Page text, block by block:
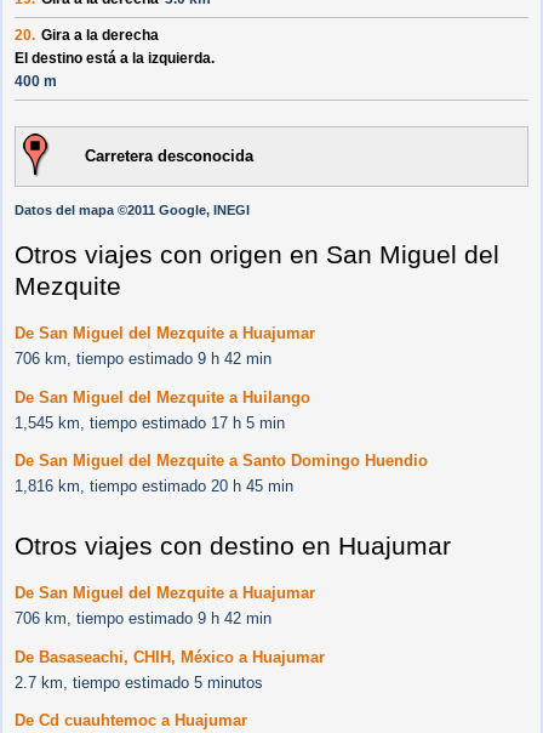
20. Gira a la derecha
El destino está a la izquierda.
400 m
Carretera desconocida
Datos del mapa ©2011 Google, INEGI
Otros viajes con origen en San Miguel del
Mezquite
De San Miguel del Mezquite a Huajumar
706 km, tiempo estimado 9 h 42 min
De San Miguel del Mezquite a Huilango
1,545 km, tiempo estimado 17 h 5 min
De San Miguel del Mezquite a Santo Domingo Huendio
1,816 km, tiempo estimado 20 h 45 min
Otros viajes con destino en Huajumar
De San Miguel del Mezquite a Huajumar
706 km, tiempo estimado 9 h 42 min
De Basaseachi, CHIH, México a Huajumar
2.7 km, tiempo estimado 5 minutos
De Cd cuauhtemoc a Huajumar